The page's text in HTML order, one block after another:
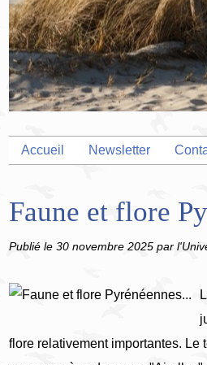
Accueil Newsletter
Faune et flore
Publié le 30 novembre 2025 par
flore relativement importantes. Le